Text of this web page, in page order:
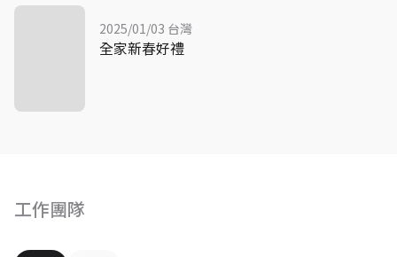
工作團隊
2025/01/03 台灣
全家新春好禮